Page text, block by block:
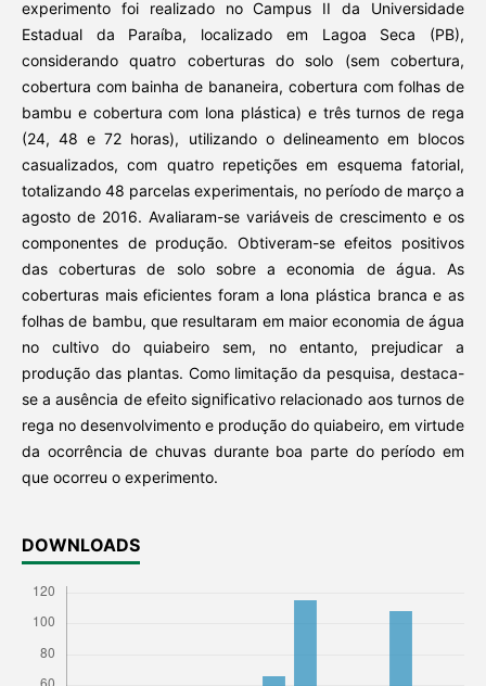
experimento foi realizado no Campus II da Universidade
Estadual da Paraíba, localizado em Lagoa Seca (PB),
considerando quatro coberturas do solo (sem cobertura,
cobertura com bainha de bananeira, cobertura com folhas de
bambu e cobertura com lona plástica) e três turnos de rega
(24, 48 e 72 horas), utilizando o delineamento em blocos
casualizados, com quatro repetições em esquema fatorial,
totalizando 48 parcelas experimentais, no período de março a
agosto de 2016. Avaliaram-se variáveis de crescimento e os
componentes de produção. Obtiveram-se efeitos positivos
das coberturas de solo sobre a economia de água. As
coberturas mais eficientes foram a lona plástica branca e as
folhas de bambu, que resultaram em maior economia de água
no cultivo do quiabeiro sem, no entanto, prejudicar a
produção das plantas. Como limitação da pesquisa, destaca-
se a ausência de efeito significativo relacionado aos turnos de
rega no desenvolvimento e produção do quiabeiro, em virtude
da ocorrência de chuvas durante boa parte do período em
que ocorreu o experimento.
DOWNLOADS